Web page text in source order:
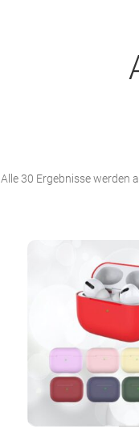
Alle 30 Ergebnisse werden